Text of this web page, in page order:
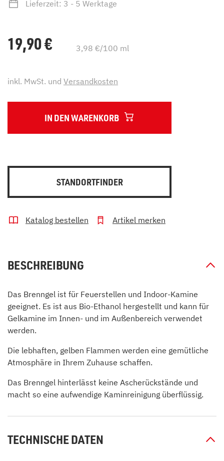
Lieferzeit: 3 - 5 Werktage
19,90€ 3,98 €/100 ml
inkl. MwSt. und Versandkosten
IN DEN WARENKORB
STANDORTFINDER
Katalog bestellen Artikel merken
BESCHREIBUNG
Das Brenngel ist für Feuerstellen und Indoor-Kamine
geeignet. Es ist aus Bio-Ethanol hergestellt und kann für
Gelkamine im Innen- und im Außenbereich verwendet
werden.
Die lebhaften, gelben Flammen werden eine gemütliche
Atmosphäre in Ihrem Zuhause schaffen.
Das Brenngel hinterlässt keine Ascherückstände und
macht so eine aufwendige Kaminreinigung überflüssig.
TECHNISCHE DATEN